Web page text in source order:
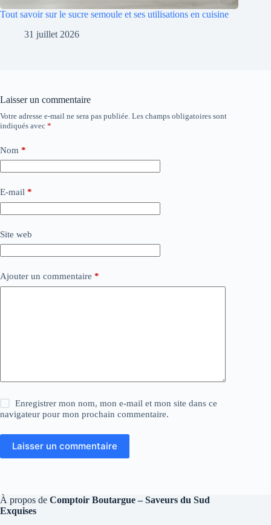
Tout savoir sur le sucre semoule et ses utilisations en cuisine
31 juillet 2026
Laisser un commentaire
Votre adresse e-mail ne sera pas publiée. Les champs obligatoires sont
indiqués avec *
Nom *
E-mail *
Site web
Ajouter un commentaire *
Enregistrer mon nom, mon e-mail et mon site dans ce
navigateur pour mon prochain commentaire.
Laisser un commentaire
À propos de Comptoir Boutargue – Saveurs du Sud
Exquises